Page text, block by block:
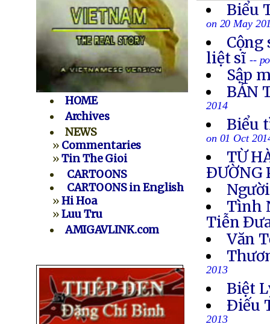
HOME
Archives
NEWS
» Commentaries
»Tin The Gioi
CARTOONS
CARTOONS in English
»Hi Hoa
»Luu Tru
AMIGAVLINK.com
Biểu
on 20 May
Cộng
liệt sĩ --
Sập
BẢN
2014
Biểu
on 01 Oct
TỪ
ÐƯỜNG
Tình
Tiễn
Văn
2013
Biệt
Ðiếu